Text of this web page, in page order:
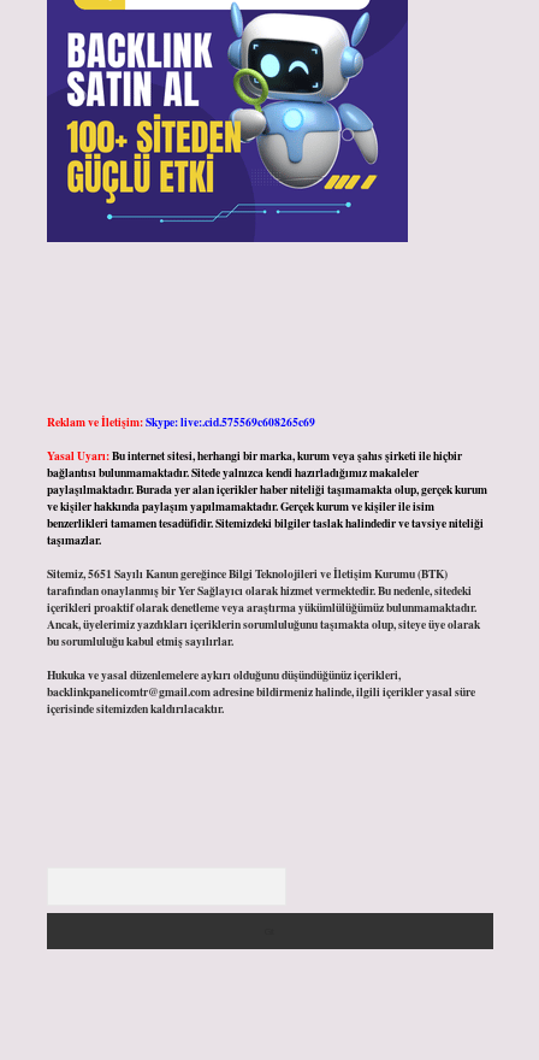
Reklam ve İletişim:Skype: live:.cid.575569c608265c69
Yasal Uyarı:Bu internet sitesi, herhangi bir marka, kurum veya şahıs şirketi ile hiçbir
bağlantısı bulunmamaktadır. Sitede yalnızca kendi hazırladığımız makaleler
paylaşılmaktadır. Burada yer alan içerikler haber niteliği taşımamakta olup, gerçek kurum
ve kişiler hakkında paylaşım yapılmamaktadır. Gerçek kurum ve kişiler ile isim
benzerlikleri tamamen tesadüfidir. Sitemizdeki bilgiler taslak halindedir ve tavsiye niteliği
taşımazlar.
Sitemiz, 5651 Sayılı Kanun gereğince Bilgi Teknolojileri ve İletişim Kurumu (BTK)
tarafından onaylanmış bir Yer Sağlayıcı olarak hizmet vermektedir. Bu nedenle, sitedeki
içerikleri proaktif olarak denetleme veya araştırma yükümlülüğümüz bulunmamaktadır.
Ancak, üyelerimiz yazdıkları içeriklerin sorumluluğunu taşımakta olup, siteye üye olarak
bu sorumluluğu kabul etmiş sayılırlar.
Hukuka ve yasal düzenlemelere aykırı olduğunu düşündüğünüz içerikleri,
backlinkpanelicomtr@gmail.comadresine bildirmeniz halinde, ilgili içerikler yasal süre
içerisinde sitemizden kaldırılacaktır.